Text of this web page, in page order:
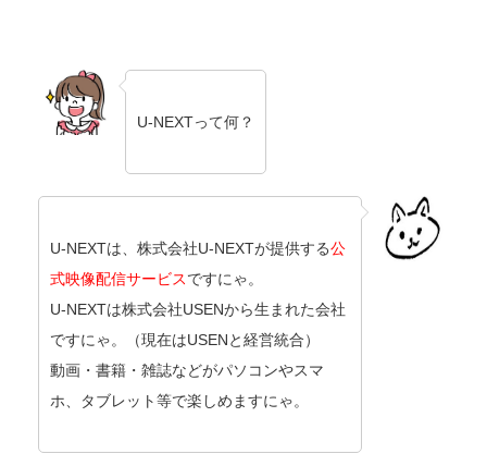
U-NEXTって何？
U-NEXTは、株式会社U-NEXTが提供する公
式映像配信サービスですにゃ。
U-NEXTは株式会社USENから生まれた会社
ですにゃ。（現在はUSENと経営統合）
動画・書籍・雑誌などがパソコンやスマ
ホ、タブレット等で楽しめますにゃ。